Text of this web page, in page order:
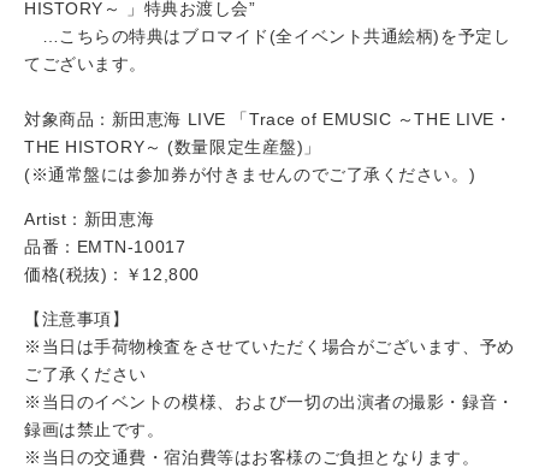
HISTORY～ 」特典お渡し会”
…こちらの特典はブロマイド(全イベント共通絵柄)を予定し
てございます。
対象商品：新田恵海 LIVE 「Trace of EMUSIC ～THE LIVE・
THE HISTORY～ (数量限定生産盤)」
(※通常盤には参加券が付きませんのでご了承ください。)
Artist：新田恵海
品番：EMTN-10017
価格(税抜)：￥12,800
【注意事項】
※当日は手荷物検査をさせていただく場合がございます、予め
ご了承ください
※当日のイベントの模様、および一切の出演者の撮影・録音・
録画は禁止です。
※当日の交通費・宿泊費等はお客様のご負担となります。